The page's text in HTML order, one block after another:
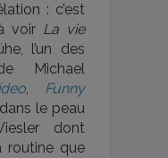
: c’est
voir La vie
l’un des
Michael
, Funny
le peau
dont
routine que